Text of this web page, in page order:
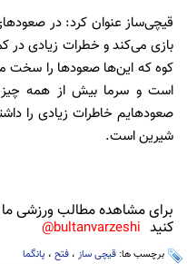
بازی می‌کند و خطرات زیادی در
است و سرما بیش از همه چیز
صعودهایم خاطرات زیادی را
شیرین است.
برای مشاهده مطالب ورزشی ما
کنید bultanvarzeshi@
برچسب ها: قیچی ساز ، فتح ، پانگما